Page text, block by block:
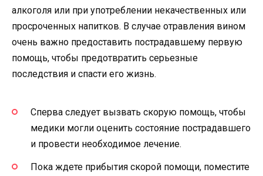
алкоголя или при употреблении некачественных или
просроченных напитков. В случае отравления вином
очень важно предоставить пострадавшему первую
помощь, чтобы предотвратить серьезные
последствия и спасти его жизнь.
Сперва следует вызвать скорую помощь, чтобы
медики могли оценить состояние пострадавшего
и провести необходимое лечение.
Пока ждете прибытия скорой помощи, поместите